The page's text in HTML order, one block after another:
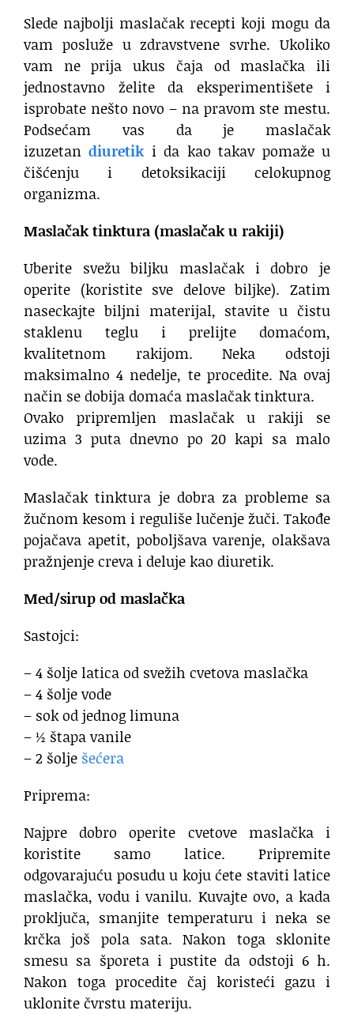
Slede najbolji maslačak recepti koji mogu da
vam posluže u zdravstvene svrhe. Ukoliko
vam ne prija ukus čaja od maslačka ili
jednostavno želite da eksperimentišete i
isprobate nešto novo – na pravom ste mestu.
Podsećam vas da je maslačak
izuzetandiuretik i da kao takav pomaže u
čišćenju i detoksikaciji celokupnog
organizma.
Maslačak tinktura (maslačak u rakiji)
Uberite svežu biljku maslačak i dobro je
operite (koristite sve delove biljke). Zatim
naseckajte biljni materijal, stavite u čistu
staklenu teglu i prelijte domaćom,
kvalitetnom rakijom. Neka odstoji
maksimalno 4 nedelje, te procedite. Na ovaj
način se dobija domaća maslačak tinktura.
Ovako pripremljen maslačak u rakiji se
uzima 3 puta dnevno po 20 kapi sa malo
vode.
Maslačak tinktura je dobra za probleme sa
žučnom kesom i reguliše lučenje žuči. Takođe
pojačava apetit, poboljšava varenje, olakšava
pražnjenje creva i deluje kao diuretik.
Med/sirup od maslačka
Sastojci:
– 4 šolje latica od svežih cvetova maslačka
– 4 šolje vode
– sok od jednog limuna
– ½ štapa vanile
– 2 šolje šećera
Priprema:
Najpre dobro operite cvetove maslačka i
koristite samo latice. Pripremite
odgovarajuću posudu u koju ćete staviti latice
maslačka, vodu i vanilu. Kuvajte ovo, a kada
proključa, smanjite temperaturu i neka se
krčka još pola sata. Nakon toga sklonite
smesu sa šporeta i pustite da odstoji 6 h.
Nakon toga procedite čaj koristeći gazu i
uklonite čvrstu materiju.